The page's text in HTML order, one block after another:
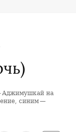
Аджимушкай на
синим —